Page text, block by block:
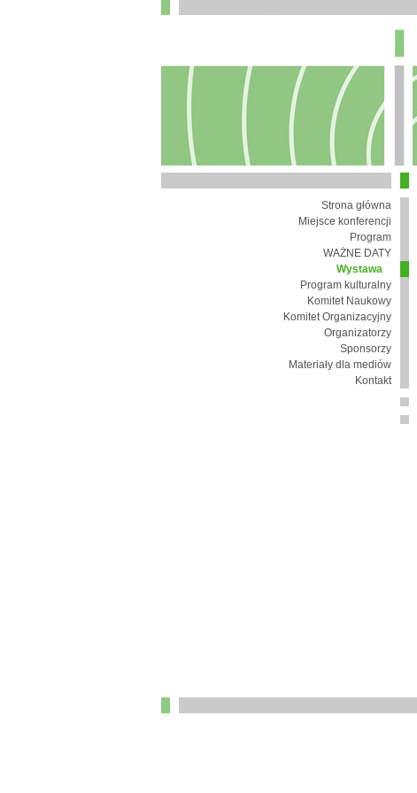
Strona główna
Miejsce konferencji
Program
WAŻNE DATY
Wystawa
Program kulturalny
Komitet Naukowy
Komitet Organizacyjny
Organizatorzy
Sponsorzy
Materiały dla mediów
Kontakt